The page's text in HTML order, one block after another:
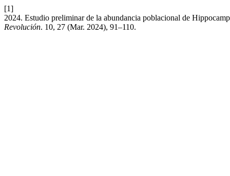
[1]
2024. Estudio preliminar de la abundancia poblacional de
Revolución. 10, 27 (Mar. 2024), 91–110.